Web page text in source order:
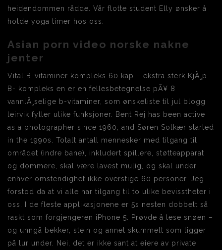
heidendommen rådde. Vår flotte student Elly ønsker å
holde yoga timer hos oss.
Asian porn video norske nakne
jenter
Vital B-vitaminer kompleks 60 kap – ekstra sterk KjÃ¸p
B- kompleks en er en fellesbetegnelse pÃ¥ 8
vannlÃ¸selige b-vitaminer, som ønskeliste til jul blogg
leirvik fyller ulike funksjoner. Bent Rej has been active
as a photographer since 1960, and Søren Solkær started
in the 1990s. Totalt antall mennesker med tilgang til
området (indre bane), inkludert spillere, støtteapparat
og dommere, skal være lavest mulig, og skal under
enhver omstendighet ikke overstige 60 personer. Jeg
forstod da at vi alle har tilgang til to ulike bevisstheter i
oss. I de fleste applikasjonene er 5s nesten dobbelt så
raskt som forgjengeren iPhone 5. Prøvde å lese snøen –
og unngå bekker, stein og annet skummelt som ligger
på lur under. Nei, det er ikke sant at eiere av private